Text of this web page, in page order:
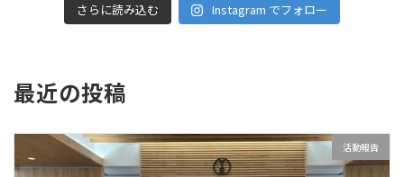
さらに読み込む Instagram でフォロー
最近の投稿
活動報告